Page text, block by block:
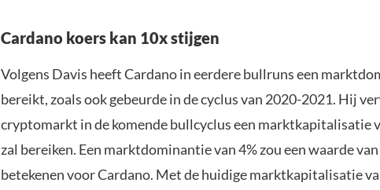
Cardano koers kan 10x stijgen
Volgens Davis heeft Cardano in eerdere bullruns een
bereikt, zoals ook gebeurde in de cyclus van 2020-2021. Hij
cryptomarkt in de komende bullcyclus een marktkapitalisatie
zal bereiken. Een marktdominantie van 4% zou een waarde
betekenen voor Cardano. Met de huidige marktkapitalisatie